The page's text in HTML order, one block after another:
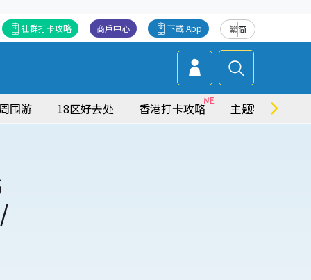
繁简
下載 App
商戶中心
社群打卡攻略
周围游 18区好去处 香港打卡攻略 主题特集